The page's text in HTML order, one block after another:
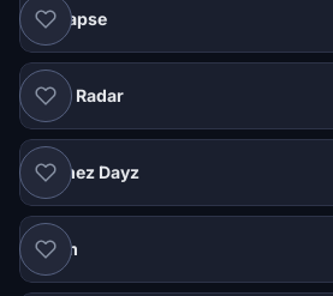
Collapse
Web Radar
Memez Dayz
Naim